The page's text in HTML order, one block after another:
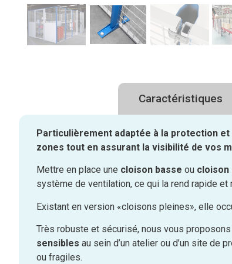
Caractéristiques
Particulièrement adaptée à la protection
zones tout en assurant la visibilité de vos
Mettre en place une cloison basse ou cloison
système de ventilation, ce qui la rend rapide et
Existant en version «cloisons pleines», elle
Très robuste et sécurisé, nous vous
sensibles au sein d’un atelier ou d’un site de
ou fragiles.